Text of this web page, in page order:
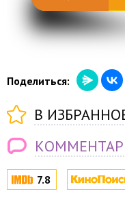
7.8
Поделиться:
В